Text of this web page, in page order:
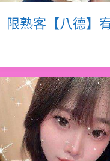
限熟客【八德】